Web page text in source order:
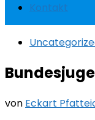
Kontakt
von Eckart